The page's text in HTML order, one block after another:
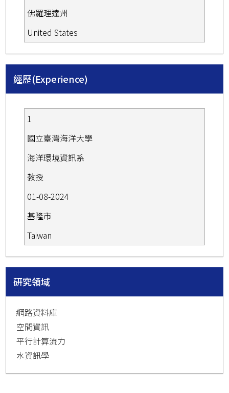
佛羅理達州
United States
經歷(Experience)
1
國立臺灣海洋大學
海洋環境資訊系
教授
01-08-2024
基隆市
Taiwan
研究領域
網路資料庫
空間資訊
平行計算流力
水資訊學